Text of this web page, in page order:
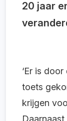
20 jaar
‘Er is
toets
krijgen